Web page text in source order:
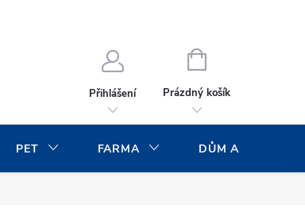
Přihlášení
NÁKUPNÍ
Prázdný košík
PET FARMA DŮM A ZAHRADA